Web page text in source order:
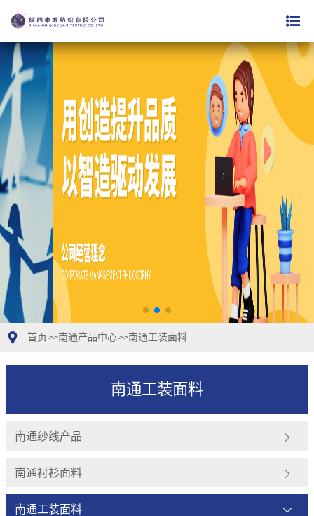
首页 >>南通产品中心>>南通工装面料
南通工装面料
南通纱线产品
南通衬衫面料
南通工装面料